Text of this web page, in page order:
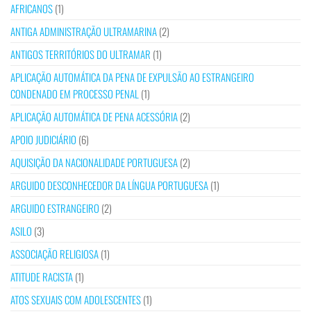
AFRICANOS(1)
ANTIGA ADMINISTRAÇÃO ULTRAMARINA(2)
ANTIGOS TERRITÓRIOS DO ULTRAMAR (1)
APLICAÇÃO AUTOMÁTICA DA PENA DE EXPULSÃO AO ESTRANGEIRO
CONDENADO EM PROCESSO PENAL (1)
APLICAÇÃO AUTOMÁTICA DE PENA ACESSÓRIA(2)
APOIO JUDICIÁRIO (6)
AQUISIÇÃO DA NACIONALIDADE PORTUGUESA(2)
ARGUIDO DESCONHECEDOR DA LÍNGUA PORTUGUESA(1)
ARGUIDO ESTRANGEIRO (2)
ASILO (3)
ASSOCIAÇÃO RELIGIOSA(1)
ATITUDE RACISTA(1)
ATOS SEXUAIS COM ADOLESCENTES(1)